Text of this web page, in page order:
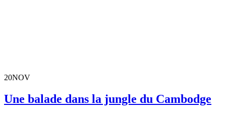
20NOV
Une balade dans la jungle du Cambodge